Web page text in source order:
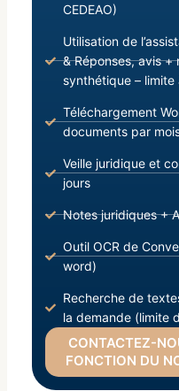
CEDEAO)
Utilisation de
& Réponses, avis
synthétique –
Téléchargement
documents par
Veille juridique et
jours
Notes juridiques +
Outil OCR de
word)
Recherche de
la demande (limite
CONTACTEZ-
FONCTION DU